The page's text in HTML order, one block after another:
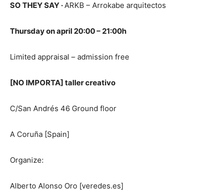
SO THEY SAY ·ARKB – Arrokabe arquitectos
Thursday onapril 20:00 – 21:00h
Limited appraisal – admission free
[NO IMPORTA] taller creativo
C/San Andrés 46 Ground floor
A Coruña [Spain]
Organize:
Alberto Alonso Oro [veredes.es]